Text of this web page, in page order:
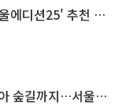
션25' 추천 코스
…서울둘레길 15코스